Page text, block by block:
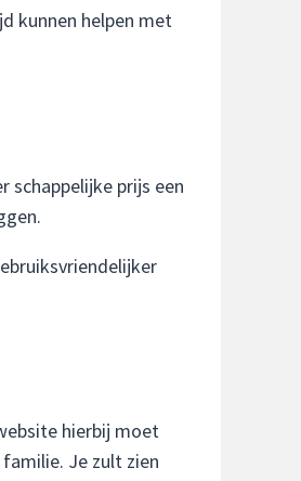
kunnen helpen met
schappelijke prijs een
hierbij moet
Je zult zien